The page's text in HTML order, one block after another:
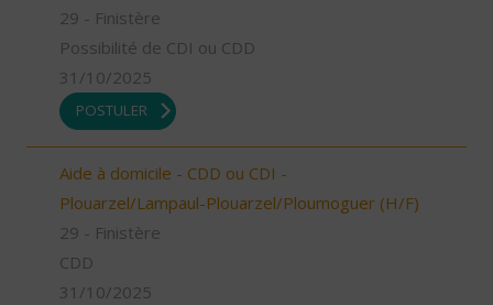
29 - Finistère
Possibilité de CDI ou CDD
31/10/2025
POSTULER
Aide à domicile - CDD ou CDI -
Plouarzel/Lampaul-Plouarzel/Ploumoguer (H/F)
29 - Finistère
CDD
31/10/2025